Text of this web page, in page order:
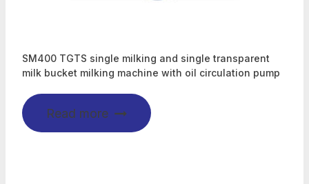
SM400 TGTS single milking and single transparent
milk bucket milking machine with oil circulation pump
Read more